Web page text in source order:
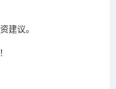
建议。